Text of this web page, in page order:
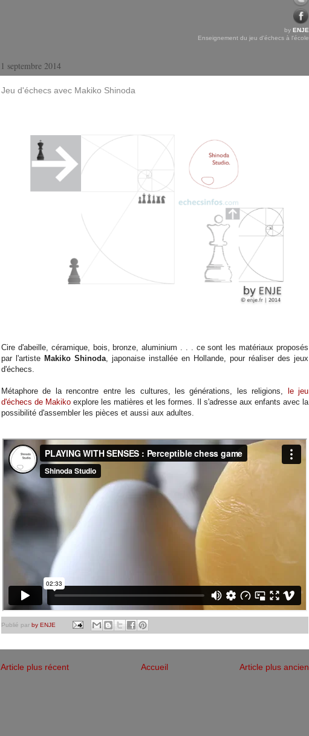
by ENJE
Enseignement du jeu d'échecs à l'école
1 septembre 2014
Jeu d'échecs avec Makiko Shinoda
Cire d'abeille, céramique, bois, bronze, aluminium . . . ce sont les matériaux proposés
par l'artiste Makiko Shinoda , japonaise installée en Hollande, pour réaliser des jeux
d'échecs.
Métaphore de la rencontre entre les cultures, les générations, les religions, le jeu
d'échecs de Makiko explore les matières et les formes. Il s'adresse aux enfants avec la
possibilité d'assembler les pièces et aussi aux adultes.
Publié par by ENJE
Article plus récent Article plus ancien
Accueil